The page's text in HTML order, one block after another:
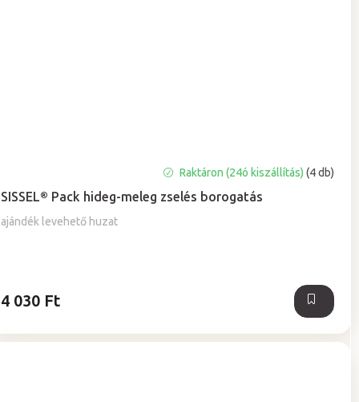
SISSEL® Pack hideg-meleg zselés borogatás
ajándék levehető huzat
átlagos
értékelése
Raktáron (24ó kiszállítás)(4 db)
4 030 Ft